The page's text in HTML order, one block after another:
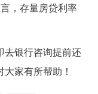
，存量房贷利率
去银行咨询提前还
家有所帮助！